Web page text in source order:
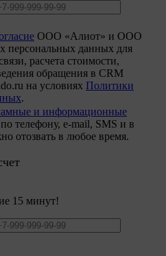
ООО «Алиот» и ООО
персональных данных для
расчета стоимости,
обращения в CRM
на условиях Политики
.
и информационные
телефону, e-mail, SMS и в
отозвать в любое время.
15 минут!